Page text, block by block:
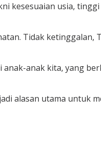
kesesuaian usia,
Tidak ketinggalan,
anak kita, yang
alasan utama untuk